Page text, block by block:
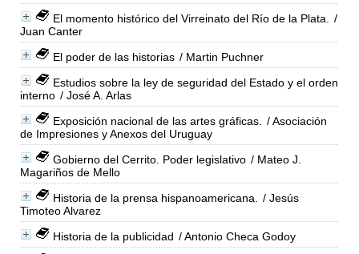
El momento histórico del Virreinato del Río de la Plata.
/
Juan Canter
El poder de las historias / Martin Puchner
Estudios sobre la ley de seguridad del Estado y el orden
interno / José A. Arlas
Exposición nacional de las artes gráficas.
/ Asociación
de Impresiones y Anexos del Uruguay
Gobierno del Cerrito. Poder legislativo / Mateo J.
Magariños de Mello
Historia de la prensa hispanoamericana.
/ Jesús
Timoteo Alvarez
Historia de la publicidad / Antonio Checa Godoy